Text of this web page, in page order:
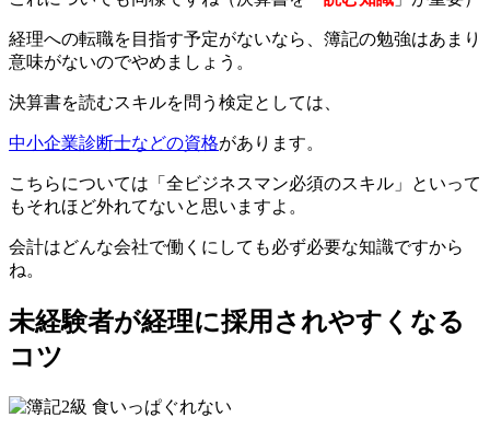
経理への転職を目指す予定がないなら、簿記の勉強はあまり
意味がないのでやめましょう。
決算書を読むスキルを問う検定としては、
中小企業診断士などの資格があります。
こちらについては「全ビジネスマン必須のスキル」といって
もそれほど外れてないと思いますよ。
会計はどんな会社で働くにしても必ず必要な知識ですから
ね。
未経験者が経理に採用されやすくなる
コツ